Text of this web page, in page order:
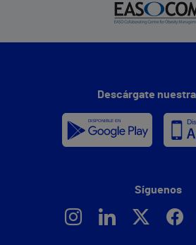
Descárgate
Síguenos